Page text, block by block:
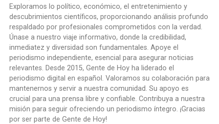
Exploramos lo político, económico, el entretenimiento y
descubrimientos científicos, proporcionando análisis profundo
respaldado por profesionales comprometidos con la verdad.
Únase a nuestro viaje informativo, donde la credibilidad,
inmediatez y diversidad son fundamentales. Apoye el
periodismo independiente, esencial para asegurar noticias
relevantes. Desde 2015, Gente de Hoy ha liderado el
periodismo digital en español. Valoramos su colaboración para
mantenernos y servir a nuestra comunidad. Su apoyo es
crucial para una prensa libre y confiable. Contribuya a nuestra
misión para seguir ofreciendo un periodismo íntegro. ¡Gracias
por ser parte de Gente de Hoy!